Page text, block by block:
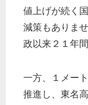
値上げが続く
減策もありま
政以来２１年
一方、１メー
推進し、東名